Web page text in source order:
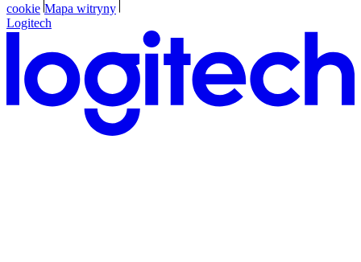
cookie Mapa witryny
Logitech